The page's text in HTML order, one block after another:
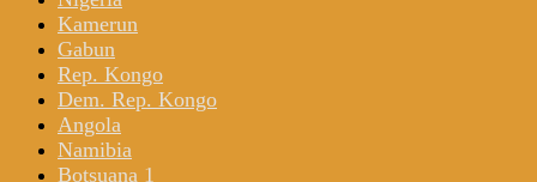
Kamerun
Gabun
Rep. Kongo
Dem. Rep. Kongo
Angola
Namibia
Botsuana 1